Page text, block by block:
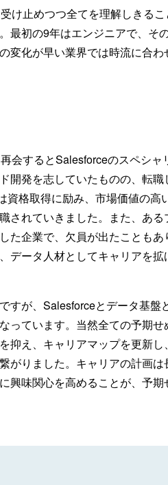
け止めつつ全てを理解しきるこ
最初の9年はエンジニアで、そ
変化が早い業界では時流に合わ
会するとSalesforceのスペシャ
開発を志していたものの、転職
格取得に励み、市場価値の高
されていきました。また、ある
た企業で、欠員が出たこともあ
データ人材としてキャリアを拡
すが、Salesforceとデータ基盤
っています。当然全ての予期せ
抑え、キャリアマップを更新し
がりました。キャリアの計画は
興味関心を高めることが、予期